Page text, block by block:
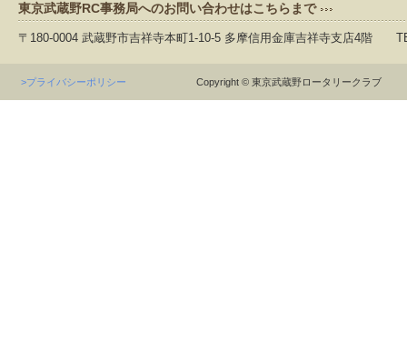
東京武蔵野RC事務局へのお問い合わせはこちらまで
〒180-0004 武蔵野市吉祥寺本町1-10-5 多摩信用金庫吉祥寺支店4
>プライバシーポリシー Copyright © 東京武蔵野ロータリークラブ